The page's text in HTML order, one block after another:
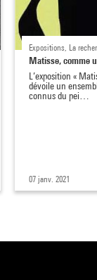
Expositions, La
Matisse, comme
L’exposition «
dévoile un
connus du pei…
07 janv. 2021